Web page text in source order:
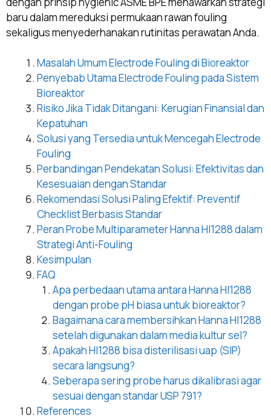
baru dalam mereduksi permukaan rawan fouling
sekaligus menyederhanakan rutinitas perawatan Anda.
Masalah Umum Electrode Fouling di Bioreaktor
Penyebab Utama Electrode Fouling pada Sistem
Bioreaktor
Risiko Jika Tidak Ditangani: Kerugian Finansial dan
Kepatuhan
Solusi yang Tersedia untuk Mencegah Electrode
Fouling
Perbandingan Pendekatan Solusi: Efektivitas dan
Kesesuaian dengan Standar
Rekomendasi Solusi Paling Efektif: Preventif
Checklist Berbasis Standar
Peran Probe Multiparameter Hanna HI1288 dalam
Strategi Anti-Fouling
Kesimpulan
FAQ
Apa perbedaan utama antara Hanna HI1288
dengan probe pH biasa untuk bioreaktor?
Bagaimana cara membersihkan Hanna HI1288
setelah digunakan dalam media kultur sel?
Apakah HI1288 bisa disterilisasi uap (SIP)
secara langsung?
Seberapa sering probe harus dikalibrasi agar
sesuai dengan standar USP 791?
References